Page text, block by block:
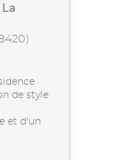
de style
et d'un